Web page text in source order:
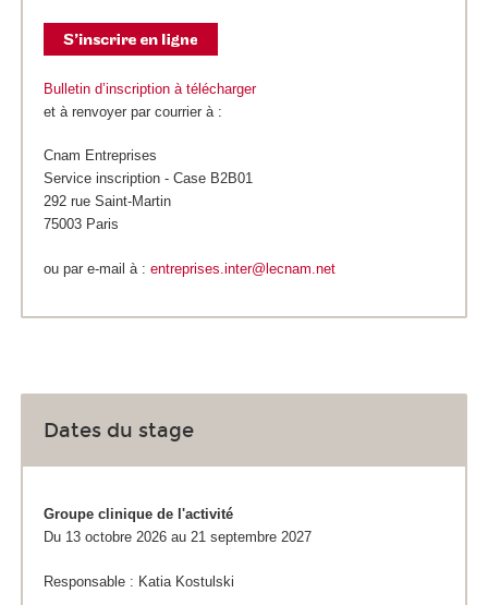
Bulletin d’inscription à télécharger
et à renvoyer par courrier à :
Cnam Entreprises
Service inscription - Case B2B01
292 rue Saint-Martin
75003 Paris
ou par e-mail à : entreprises.inter@lecnam.net
Dates du stage
Groupe clinique de l'activité
Du 13 octobre 2026 au 21 septembre 2027
Responsable : Katia Kostulski